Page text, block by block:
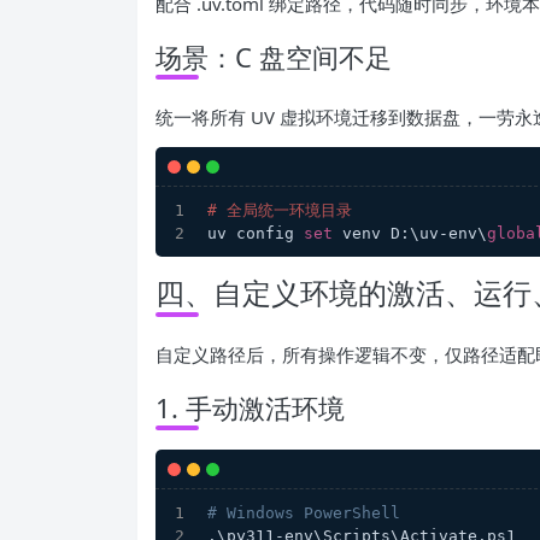
场景：C 盘空间不足
统一将所有 UV 虚拟环境迁移到数据盘，一劳永
# 全局统一环境目录
uv config set venv D:\uv-env\
四、自定义环境的激活、运
自定义路径后，所有操作逻辑不变，仅路径适
1. 手动激活环境
# Windows PowerShell
.\py311-env\Scripts\Activate.ps1